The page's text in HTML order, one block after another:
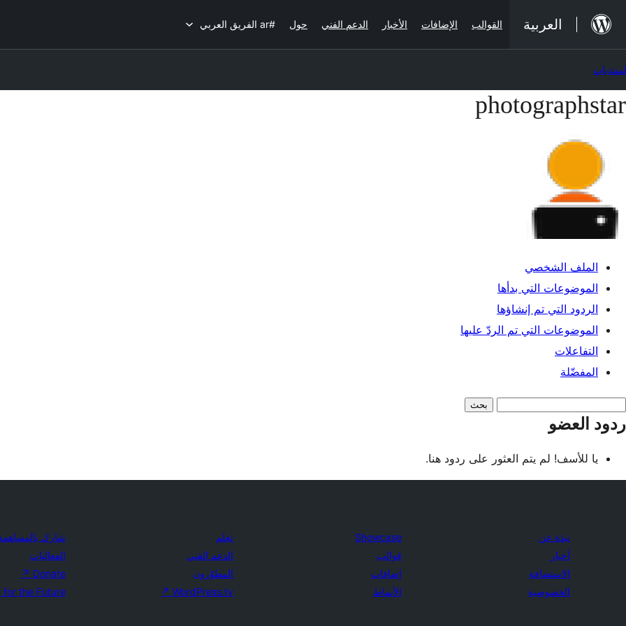
المحتوى
العربية القوالب الإضافات الأخبار الدعم الفني حول #ar الفريق العربي
تخطي
المحتوى
photographstar
الملف الشخصي
الموضوعات التي بدأها
الردود التي تم إنشاؤها
الموضوعات التي تم الردّ عليها
التفاعلات
المفضّلة
البحث:
ردود العضو
يا للأسف! لم يتم العثور على ردود هنا.
نبذة عن
أخبار
الاستضافة
الخصوصية
Showcase
قوالب
إضافات
الأنماط
تعلم
الدعم الفني
المطوّرون
WordPress.tv
↗
شارك
الفعاليات
Donate
↗
for the Future